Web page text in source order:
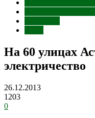
На 60 улицах
электричество
26.12.2013
1203
0